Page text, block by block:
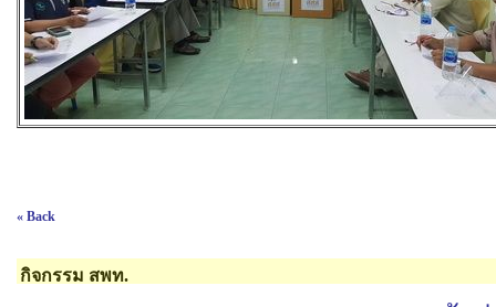
« Back
กิจกรรม สพท.